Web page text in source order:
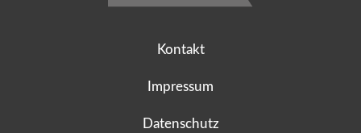
Kontakt
Impressum
Datenschutz